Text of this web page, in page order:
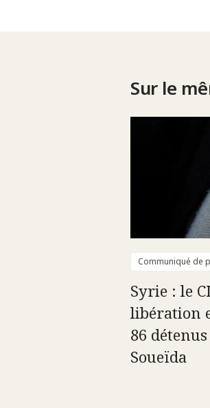
Sur le
Communiqué de
Syrie : le
libération
86
Soueïda